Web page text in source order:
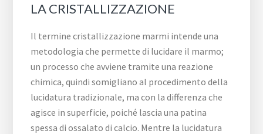
LA CRISTALLIZZAZIONE
Il termine cristallizzazione marmi intende una
metodologia che permette di lucidare il marmo;
un processo che avviene tramite una reazione
chimica, quindi somigliano al procedimento della
lucidatura tradizionale, ma con la differenza che
agisce in superficie, poiché lascia una patina
spessa di ossalato di calcio. Mentre la lucidatura